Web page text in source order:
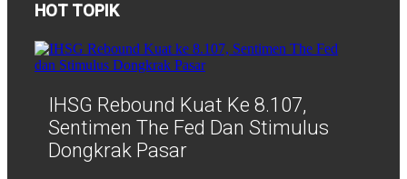
HOT TOPIK
IHSG Rebound Kuat Ke 8.107,
Sentimen The Fed Dan Stimulus
Dongkrak Pasar